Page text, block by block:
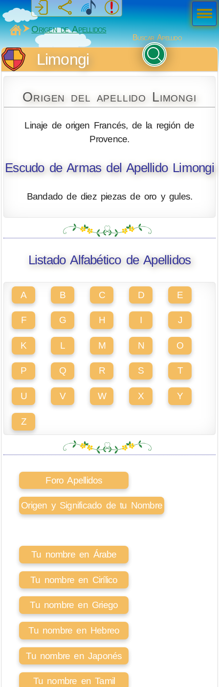
MiSabueso
Origen de Apellidos
Buscar Apellido
Limongi
Origen del apellido Limongi
Linaje de origen Francés, de la región de
Provence.
Escudo de Armas del Apellido Limongi
Bandado de diez piezas de oro y gules.
Listado Alfabético de Apellidos
A B C D E
F G H I J
K L M N O
P Q R S T
U V W X Y
Z
Foro Apellidos
Origen y Significado de tu Nombre
Tu nombre en Árabe
Tu nombre en Cirílico
Tu nombre en Griego
Tu nombre en Hebreo
Tu nombre en Japonés
Tu nombre en Tamil
Men
ú